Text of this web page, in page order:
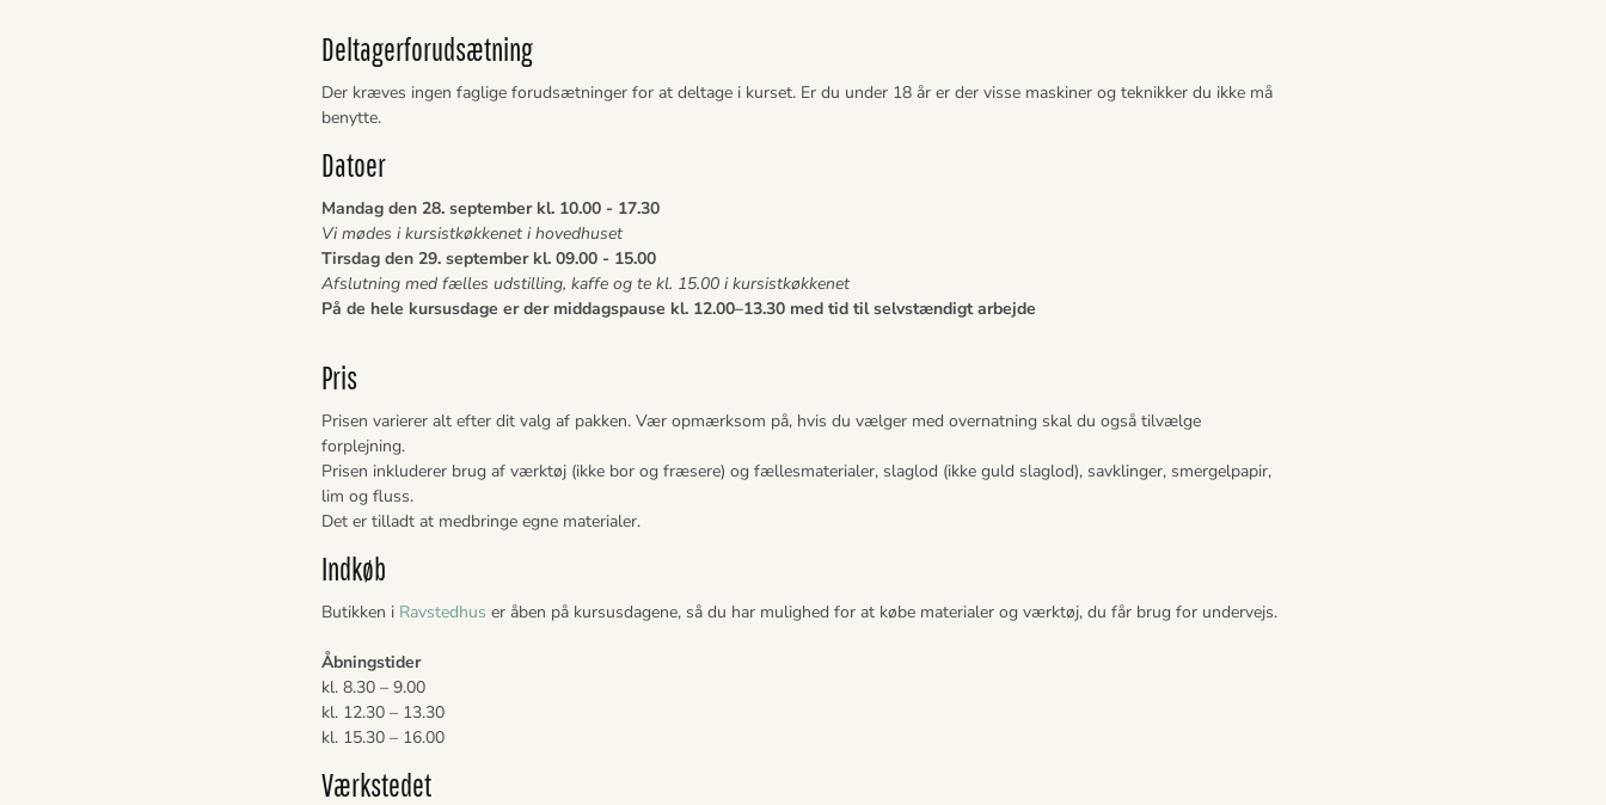
Deltagerforudsætning
Der kræves ingen faglige forudsætninger for at deltage i kurset. Er du under 18 år er der visse maskiner og teknikker du ikke må
benytte.
Datoer
Mandag den 28. september kl. 10.00 - 17.30
Vi mødes i kursistkøkkenet i hovedhuset
Tirsdag den 29. september kl. 09.00 - 15.00
Afslutning med fælles udstilling, kaffe og te kl. 15.00 i kursistkøkkenet
På de hele kursusdage er der middagspause kl. 12.00–13.30 med tid til selvstændigt arbejde
Pris
Prisen varierer alt efter dit valg af pakken. Vær opmærksom på, hvis du vælger med overnatning skal du også tilvælge
forplejning.
Prisen inkluderer brug af værktøj (ikke bor og fræsere) og fællesmaterialer, slaglod (ikke guld slaglod), savklinger, smergelpapir,
lim og fluss.
Det er tilladt at medbringe egne materialer.
Indkøb
Butikken i Ravstedhus er åben på kursusdagene, så du har mulighed for at købe materialer og værktøj, du får brug for undervejs.
Åbningstider
kl. 8.30 – 9.00
kl. 12.30 – 13.30
kl. 15.30 – 16.00
Værkstedet